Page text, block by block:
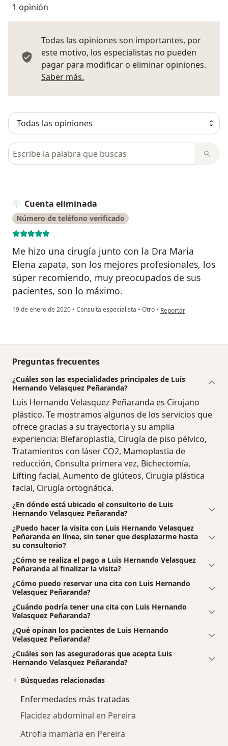
1 opinión
Todas las opiniones son importantes, por
este motivo, los especialistas no pueden
pagar para modificar o eliminar opiniones.
Saber más.
Busca en opiniones
Cuenta eliminada
Número de teléfono verificado
Me hizo una cirugía junto con la Dra Maria
Elena zapata, son los mejores profesionales, los
súper recomiendo, muy preocupados de sus
pacientes, son lo máximo.
19 de enero de 2020 • Consulta especialista • Otro • en opinión del usuario
Reportar
Preguntas frecuentes
¿Cuáles son las especialidades principales de Luis
Hernando Velasquez Peñaranda?
Luis Hernando Velasquez Peñaranda es Cirujano
plástico. Te mostramos algunos de los servicios que
ofrece gracias a su trayectoria y su amplia
experiencia: Blefaroplastia, Cirugía de piso pélvico,
Tratamientos con láser CO2, Mamoplastia de
reducción, Consulta primera vez, Bichectomía,
Lifting facial, Aumento de glúteos, Cirugia plástica
facial, Cirugía ortognática.
¿En dónde está ubicado el consultorio de Luis
Hernando Velasquez Peñaranda?
¿Puedo hacer la visita con Luis Hernando Velasquez
Peñaranda en línea, sin tener que desplazarme hasta
su consultorio?
¿Cómo se realiza el pago a Luis Hernando Velasquez
Peñaranda al finalizar la visita?
¿Cómo puedo reservar una cita con Luis Hernando
Velasquez Peñaranda?
¿Cuándo podría tener una cita con Luis Hernando
Velasquez Peñaranda?
¿Qué opinan los pacientes de Luis Hernando
Velasquez Peñaranda?
¿Cuáles son las aseguradoras que acepta Luis
Hernando Velasquez Peñaranda?
Búsquedas relacionadas
Enfermedades más tratadas
Flacidez abdominal en Pereira
Atrofia mamaria en Pereira